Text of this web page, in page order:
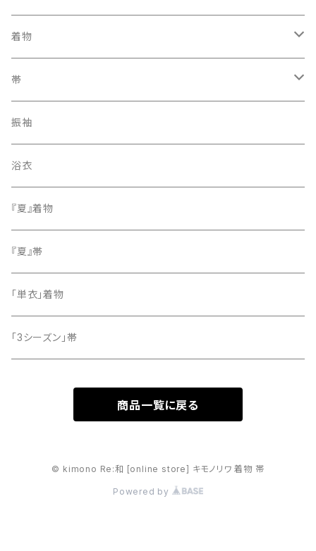
着物
訪問着・付下げ
紬
色無地
小紋
留袖
帯
袋帯
名古屋帯
振袖
浴衣
『夏』着物
『夏』帯
「単衣」着物
「3シーズン」帯
商品一覧に戻る
© kimono Re:和 [online store] キモノリワ 着物 帯
Powered by